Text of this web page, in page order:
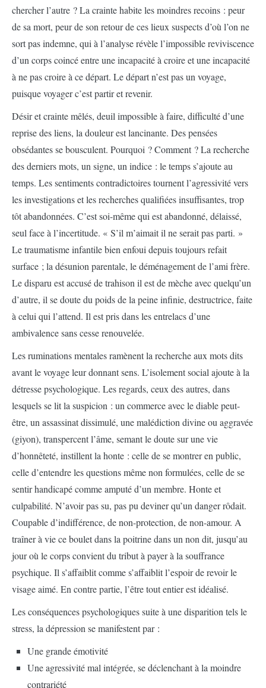
chercher l’autre ? La crainte habite les moindres recoins : peur
de sa mort, peur de son retour de ces lieux suspects d’où l’on ne
sort pas indemne, qui à l’analyse révèle l’impossible reviviscence
d’un corps coincé entre une incapacité à croire et une incapacité
à ne pas croire à ce départ. Le départ n’est pas un voyage,
puisque voyager c’est partir et revenir.
Désir et crainte mêlés, deuil impossible à faire, difficulté d’une
reprise des liens, la douleur est lancinante. Des pensées
obsédantes se bousculent. Pourquoi ? Comment ? La recherche
des derniers mots, un signe, un indice : le temps s’ajoute au
temps. Les sentiments contradictoires tournent l’agressivité vers
les investigations et les recherches qualifiées insuffisantes, trop
tôt abandonnées. C’est soi-même qui est abandonné, délaissé,
seul face à l’incertitude. « S’il m’aimait il ne serait pas parti. »
Le traumatisme infantile bien enfoui depuis toujours refait
surface ; la désunion parentale, le déménagement de l’ami frère.
Le disparu est accusé de trahison il est de mèche avec quelqu’un
d’autre, il se doute du poids de la peine infinie, destructrice, faite
à celui qui l’attend. Il est pris dans les entrelacs d’une
ambivalence sans cesse renouvelée.
Les ruminations mentales ramènent la recherche aux mots dits
avant le voyage leur donnant sens. L’isolement social ajoute à la
détresse psychologique. Les regards, ceux des autres, dans
lesquels se lit la suspicion : un commerce avec le diable peut-
être, un assassinat dissimulé, une malédiction divine ou aggravée
(giyon), transpercent l’âme, semant le doute sur une vie
d’honnêteté, instillent la honte : celle de se montrer en public,
celle d’entendre les questions même non formulées, celle de se
sentir handicapé comme amputé d’un membre. Honte et
culpabilité. N’avoir pas su, pas pu deviner qu’un danger rôdait.
Coupable d’indifférence, de non-protection, de non-amour. A
traîner à vie ce boulet dans la poitrine dans un non dit, jusqu’au
jour où le corps convient du tribut à payer à la souffrance
psychique. Il s’affaiblit comme s’affaiblit l’espoir de revoir le
visage aimé. En contre partie, l’être tout entier est idéalisé.
Les conséquences psychologiques suite à une disparition tels le
stress, la dépression se manifestent par :
Une grande émotivité
Une agressivité mal intégrée, se déclenchant à la moindre
contrariété